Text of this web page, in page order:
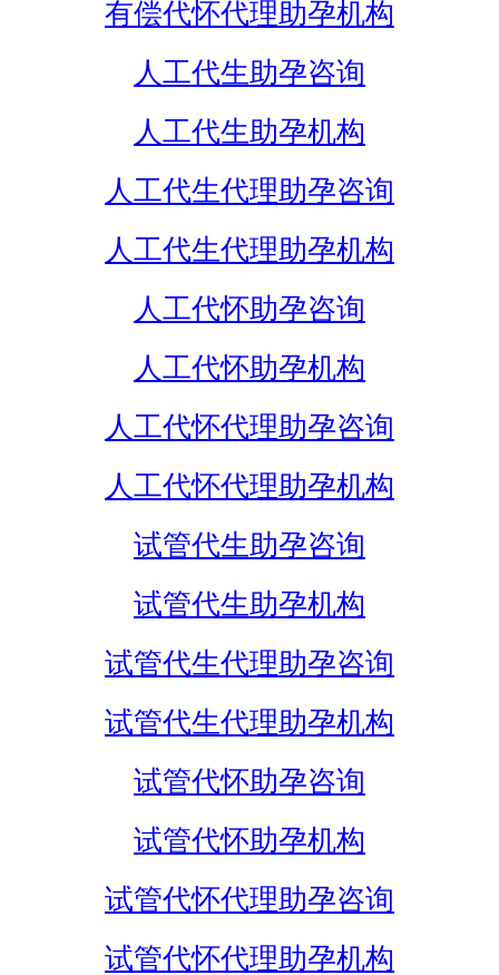
有偿代怀代理助孕机构
人工代生助孕咨询
人工代生助孕机构
人工代生代理助孕咨询
人工代生代理助孕机构
人工代怀助孕咨询
人工代怀助孕机构
人工代怀代理助孕咨询
人工代怀代理助孕机构
试管代生助孕咨询
试管代生助孕机构
试管代生代理助孕咨询
试管代生代理助孕机构
试管代怀助孕咨询
试管代怀助孕机构
试管代怀代理助孕咨询
试管代怀代理助孕机构